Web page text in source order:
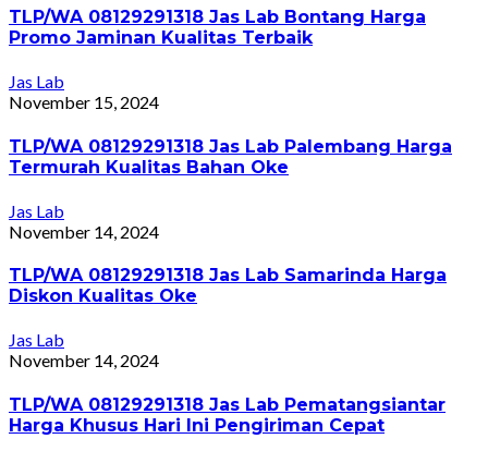
TLP/WA 08129291318 Jas Lab Bontang Harga
Promo Jaminan Kualitas Terbaik
Jas Lab
November 15, 2024
TLP/WA 08129291318 Jas Lab Palembang Harga
Termurah Kualitas Bahan Oke
Jas Lab
November 14, 2024
TLP/WA 08129291318 Jas Lab Samarinda Harga
Diskon Kualitas Oke
Jas Lab
November 14, 2024
TLP/WA 08129291318 Jas Lab Pematangsiantar
Harga Khusus Hari Ini Pengiriman Cepat